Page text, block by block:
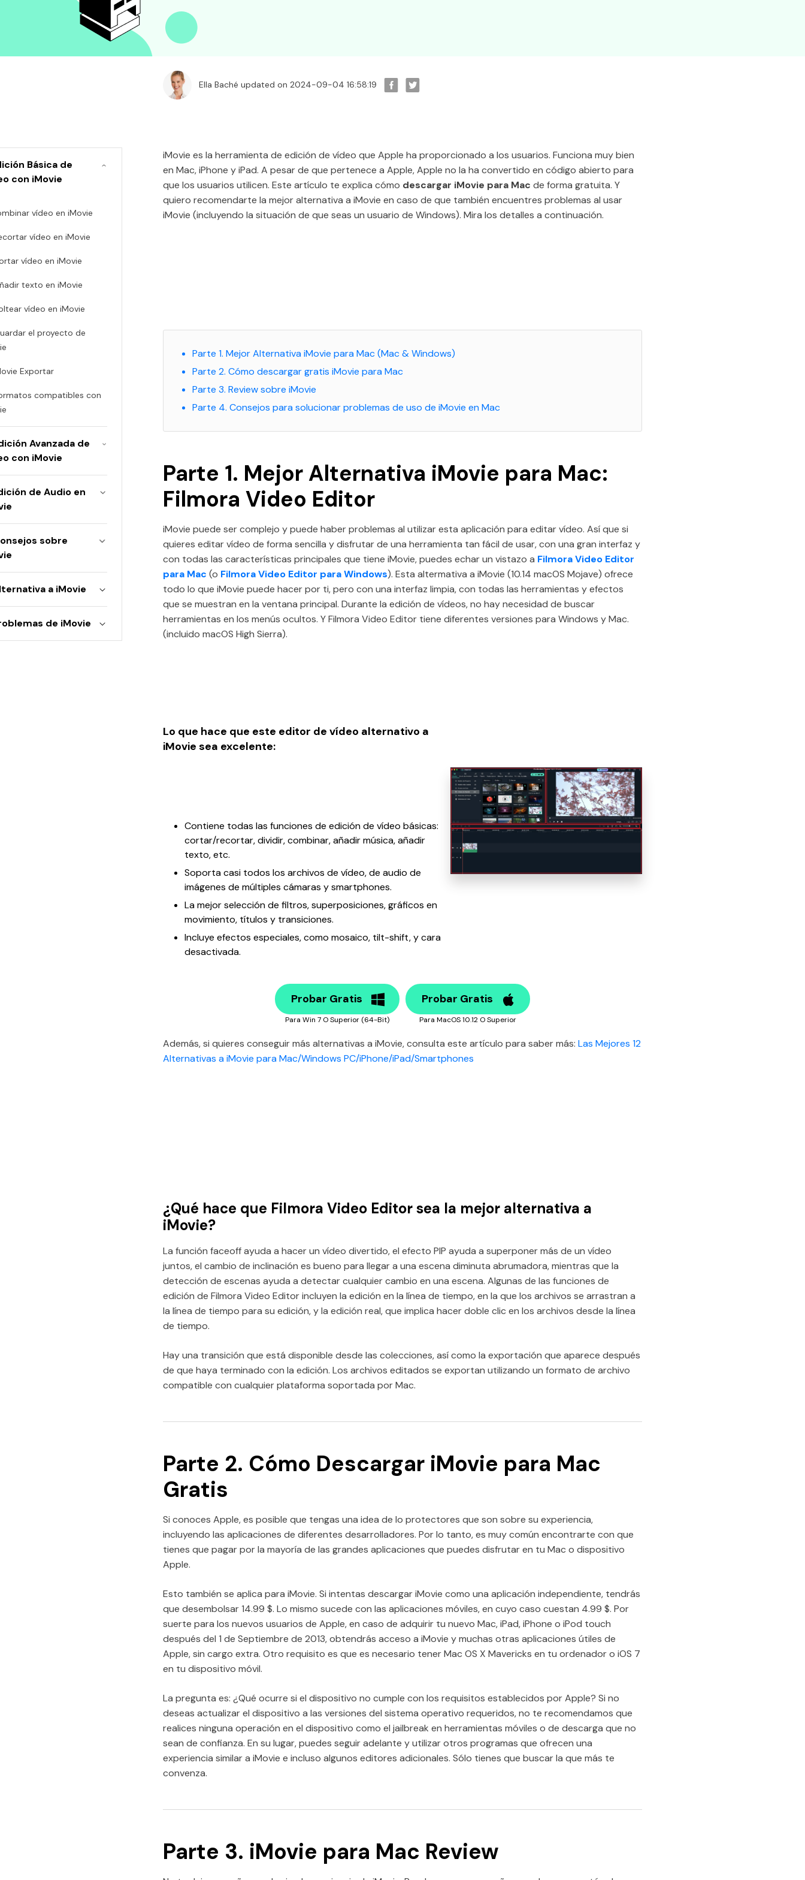
Ella Baché updated on 2024-09-04 16:58:19
Básica de
con iMovie
vídeo en iMovie
vídeo en iMovie
vídeo en iMovie
texto en iMovie
vídeo en iMovie
el proyecto de
Exportar
compatibles con
Avanzada de
con iMovie
de Audio en
sobre
a iMovie
de iMovie
iMovie es la herramienta de edición de vídeo que Apple ha proporcionado a los usuarios. Funciona muy bien
en Mac, iPhone y iPad. A pesar de que pertenece a Apple, Apple no la ha convertido en código abierto para
que los usuarios utilicen. Este artículo te explica cómo descargar iMovie para Mac de forma gratuita. Y
quiero recomendarte la mejor alternativa a iMovie en caso de que también encuentres problemas al usar
iMovie (incluyendo la situación de que seas un usuario de Windows). Mira los detalles a continuación.
Parte 1. Mejor Alternativa iMovie para Mac (Mac & Windows)
Parte 2. Cómo descargar gratis iMovie para Mac
Parte 3. Review sobre iMovie
Parte 4. Consejos para solucionar problemas de uso de iMovie en Mac
Parte 1. Mejor Alternativa iMovie para Mac:
Filmora Video Editor
iMovie puede ser complejo y puede haber problemas al utilizar esta aplicación para editar vídeo. Así que si
quieres editar vídeo de forma sencilla y disfrutar de una herramienta tan fácil de usar, con una gran interfaz y
con todas las características principales que tiene iMovie, puedes echar un vistazo a Filmora Video Editor
para Mac (o Filmora Video Editor para Windows). Esta altermativa a iMovie (10.14 macOS Mojave) ofrece
todo lo que iMovie puede hacer por ti, pero con una interfaz limpia, con todas las herramientas y efectos
que se muestran en la ventana principal. Durante la edición de vídeos, no hay necesidad de buscar
herramientas en los menús ocultos. Y Filmora Video Editor tiene diferentes versiones para Windows y Mac.
(incluido macOS High Sierra).
Lo que hace que este editor de vídeo alternativo a
iMovie sea excelente:
Contiene todas las funciones de edición de vídeo básicas:
cortar/recortar, dividir, combinar, añadir música, añadir
texto, etc.
Soporta casi todos los archivos de vídeo, de audio de
imágenes de múltiples cámaras y smartphones.
La mejor selección de filtros, superposiciones, gráficos en
movimiento, títulos y transiciones.
Incluye efectos especiales, como mosaico, tilt-shift, y cara
desactivada.
Probar Gratis
Para Win 7 O Superior (64-Bit)
Probar Gratis
Para MacOS 10.12 O Superior
Además, si quieres conseguir más alternativas a iMovie, consulta este artículo para saber más: Las Mejores 12
Alternativas a iMovie para Mac/Windows PC/iPhone/iPad/Smartphones
¿Qué hace que Filmora Video Editor sea la mejor alternativa a
iMovie?
La función faceoff ayuda a hacer un vídeo divertido, el efecto PIP ayuda a superponer más de un vídeo
juntos, el cambio de inclinación es bueno para llegar a una escena diminuta abrumadora, mientras que la
detección de escenas ayuda a detectar cualquier cambio en una escena. Algunas de las funciones de
edición de Filmora Video Editor incluyen la edición en la línea de tiempo, en la que los archivos se arrastran a
la línea de tiempo para su edición, y la edición real, que implica hacer doble clic en los archivos desde la línea
de tiempo.
Hay una transición que está disponible desde las colecciones, así como la exportación que aparece después
de que haya terminado con la edición. Los archivos editados se exportan utilizando un formato de archivo
compatible con cualquier plataforma soportada por Mac.
Parte 2. Cómo Descargar iMovie para Mac
Gratis
Si conoces Apple, es posible que tengas una idea de lo protectores que son sobre su experiencia,
incluyendo las aplicaciones de diferentes desarrolladores. Por lo tanto, es muy común encontrarte con que
tienes que pagar por la mayoría de las grandes aplicaciones que puedes disfrutar en tu Mac o dispositivo
Apple.
Esto también se aplica para iMovie. Si intentas descargar iMovie como una aplicación independiente, tendrás
que desembolsar 14.99 $. Lo mismo sucede con las aplicaciones móviles, en cuyo caso cuestan 4.99 $. Por
suerte para los nuevos usuarios de Apple, en caso de adquirir tu nuevo Mac, iPad, iPhone o iPod touch
después del 1 de Septiembre de 2013, obtendrás acceso a iMovie y muchas otras aplicaciones útiles de
Apple, sin cargo extra. Otro requisito es que es necesario tener Mac OS X Mavericks en tu ordenador o iOS 7
en tu dispositivo móvil.
La pregunta es: ¿Qué ocurre si el dispositivo no cumple con los requisitos establecidos por Apple? Si no
deseas actualizar el dispositivo a las versiones del sistema operativo requeridos, no te recomendamos que
realices ninguna operación en el dispositivo como el jailbreak en herramientas móviles o de descarga que no
sean de confianza. En su lugar, puedes seguir adelante y utilizar otros programas que ofrecen una
experiencia similar a iMovie e incluso algunos editores adicionales. Sólo tienes que buscar la que más te
convenza.
Parte 3. iMovie para Mac Review